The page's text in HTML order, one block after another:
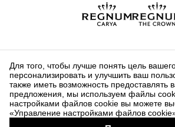
2026 ® Regnum Hotels. Все права
Политика в отношении
файлов cookie
Главная
страница